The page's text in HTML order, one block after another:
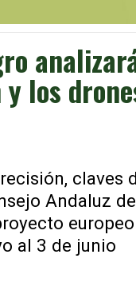
los
claves
Andaluz
al 3 de junio